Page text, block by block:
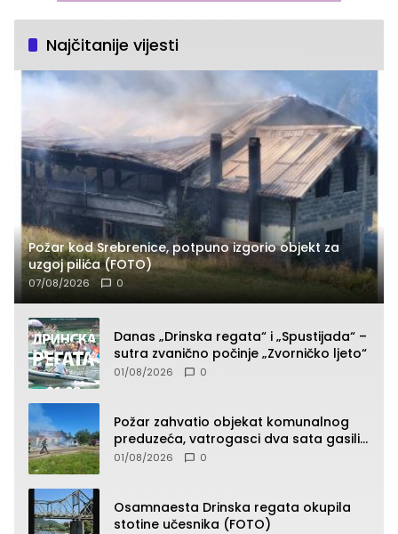
Najčitanije vijesti
Požar kod Srebrenice, potpuno izgorio objekt za
uzgoj pilića (FOTO)
07/08/2026 0
Danas „Drinska regata“ i „Spustijada“ –
sutra zvanično počinje „Zvorničko ljeto“
01/08/2026 0
Požar zahvatio objekat komunalnog
preduzeća, vatrogasci dva sata gasili
vatru (FOTO)
01/08/2026 0
Osamnaesta Drinska regata okupila
stotine učesnika (FOTO)